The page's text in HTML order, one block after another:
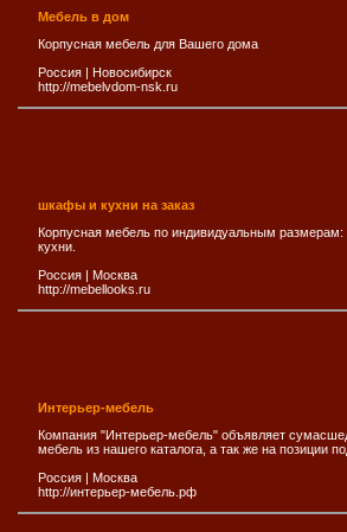
Мебель в дом
Корпусная мебель для Вашего дома
Россия
Новосибирск
http://mebelvdom-nsk.ru
шкафы и кухни на заказ
Корпусная мебель по индивидуальным
кухни.
Россия
Москва
http://mebellooks.ru
Интерьер-мебель
Компания "Интерьер-мебель" объявляет
мебель из нашего каталога, а так же на позиции
Россия
Москва
http://интерьер-мебель.рф